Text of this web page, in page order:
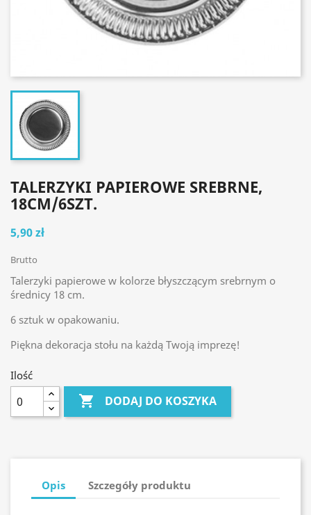
TALERZYKI PAPIEROWE SREBRNE,
18CM/6SZT.
5,90 zł
Brutto
Talerzyki papierowe w kolorze błyszczącym srebrnym o
średnicy 18 cm.
6 sztuk w opakowaniu.
Piękna dekoracja stołu na każdą Twoją imprezę!
Ilość
 DODAJ DO KOSZYKA
Opis Szczegóły produktu